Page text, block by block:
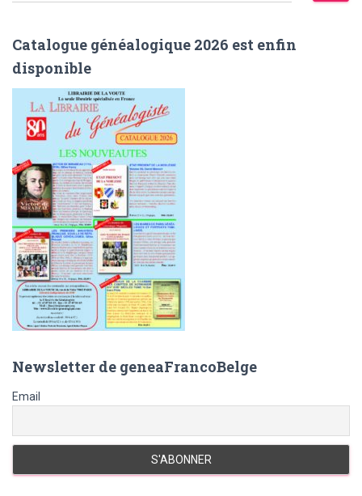
e
r
c
:
Catalogue généalogique 2026 est enfin
disponible
Newsletter de geneaFrancoBelge
Email